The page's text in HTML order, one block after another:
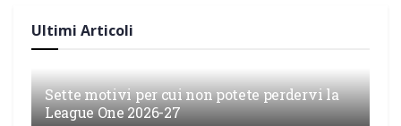
Ultimi Articoli
Sette motivi per cui non potete perdervi la
League One 2026-27